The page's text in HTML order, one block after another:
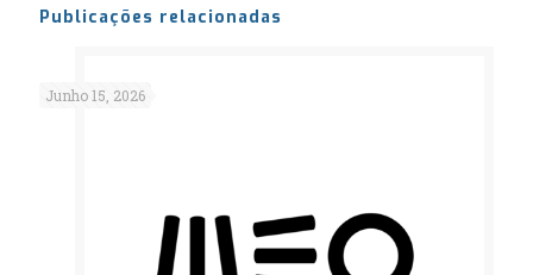
Publicações relacionadas
Junho 15, 2026